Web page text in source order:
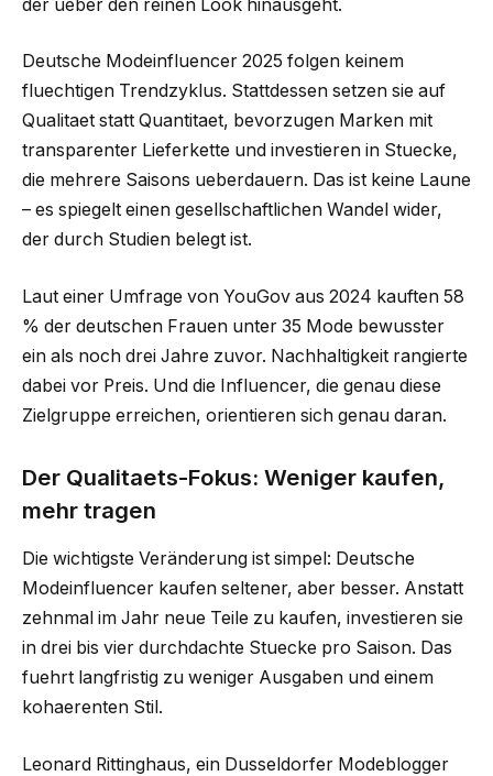
der ueber den reinen Look hinausgeht.
Deutsche Modeinfluencer 2025 folgen keinem
fluechtigen Trendzyklus. Stattdessen setzen sie auf
Qualitaet statt Quantitaet, bevorzugen Marken mit
transparenter Lieferkette und investieren in Stuecke,
die mehrere Saisons ueberdauern. Das ist keine Laune
– es spiegelt einen gesellschaftlichen Wandel wider,
der durch Studien belegt ist.
Laut einer Umfrage von YouGov aus 2024 kauften 58
% der deutschen Frauen unter 35 Mode bewusster
ein als noch drei Jahre zuvor. Nachhaltigkeit rangierte
dabei vor Preis. Und die Influencer, die genau diese
Zielgruppe erreichen, orientieren sich genau daran.
Der Qualitaets-Fokus: Weniger kaufen,
mehr tragen
Die wichtigste Veränderung ist simpel: Deutsche
Modeinfluencer kaufen seltener, aber besser. Anstatt
zehnmal im Jahr neue Teile zu kaufen, investieren sie
in drei bis vier durchdachte Stuecke pro Saison. Das
fuehrt langfristig zu weniger Ausgaben und einem
kohaerenten Stil.
Leonard Rittinghaus, ein Dusseldorfer Modeblogger